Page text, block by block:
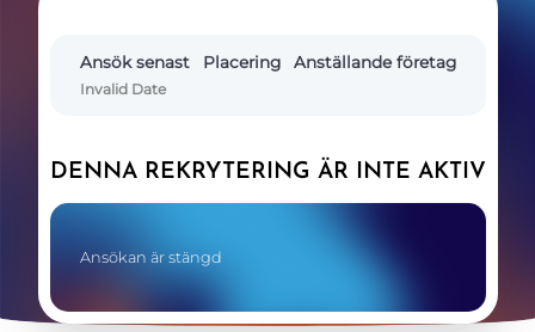
Ansök senast
Invalid Date
Placering Anställande företag
DENNA REKRYTERING ÄR INTE AKTIV
Ansökan är stängd